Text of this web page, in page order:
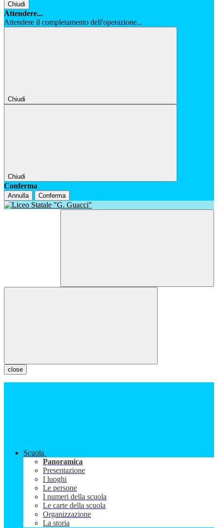
Chiudi
Attendere...
Attendere il completamento dell'operazione...
Chiudi
Chiudi
Conferma
Annulla Conferma
close
Scuola
Panoramica
Presentazione
I luoghi
Le persone
I numeri della scuola
Le carte della scuola
Organizzazione
La storia